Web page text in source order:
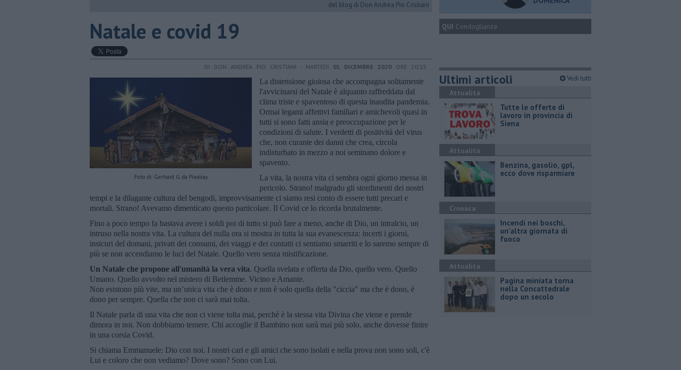
del blog di Don Andrea Pio Cristiani
Natale e covid 19
DI DON ANDREA PIO CRISTIANI - MARTEDÌ 01 DICEMBRE 2020 ORE 20:15
Foto di: Gerhard G. da Pixabay
La distensione gioiosa che accompagna solitamente
l'avvicinarsi del Natale è alquanto raffreddata dal
clima triste e spaventoso di questa inaudita pandemia.
Ormai legami affettivi familiari e amichevoli quasi in
tutti si sono fatti ansia e preoccupazione per le
condizioni di salute. I verdetti di positività del virus
che, non curante dei danni che crea, circola
indisturbato in mezzo a noi seminano dolore e
spavento.
La vita, la nostra vita ci sembra ogni giorno messa in
pericolo. Strano! malgrado gli stordimenti dei nostri
tempi e la dilagante cultura del bengodi, improvvisamente ci siamo resi conto di essere tutti precari e
mortali. Strano! Avevamo dimenticato questo particolare. Il Covid ce lo ricorda brutalmente.
Fino a poco tempo fa bastava avere i soldi poi di tutto si può fare a meno, anche di Dio, un intralcio, un
intruso nella nostra vita. La cultura del nulla ora si mostra in tutta la sua evanescenza: incerti i giorni,
insicuri del domani, privati dei consumi, dei viaggi e dei contatti ci sentiamo smarriti e lo saremo sempre di
più se non accendiamo le luci del Natale. Quello vero senza mistificazione.
Un Natale che propone all'umanità la vera vita. Quella svelata e offerta da Dio, quello vero. Quello
Umano. Quello avvolto nel mistero di Betlemme. Vicino e Amante.
Non esistono più vite, ma un’unica vita che è dono e non è solo quella della "ciccia" ma che è dono, è
dono per sempre. Quella che non ci sarà mai tolta.
Il Natale parla di una vita che non ci viene tolta mai, perché è la stessa vita Divina che viene e prende
dimora in noi. Non dobbiamo temere. Chi accoglie il Bambino non sarà mai più solo, anche dovesse finire
in una corsia Covid.
Si chiama Emmanuele: Dio con noi. I nostri cari e gli amici che sono isolati e nella prova non sono soli, c'è
Lui e coloro che non vediamo? Dove sono? Sono con Lui.
QUI Condoglianze
Ultimi articoli Vedi tutti
Attualità
​Tutte le offerte di
lavoro in provincia di
Siena
Attualità
​Benzina, gasolio, gpl,
ecco dove risparmiare
Cronaca
Incendi nei boschi,
un'altra giornata di
fuoco
Attualità
Pagina miniata torna
nella Concattedrale
dopo un secolo